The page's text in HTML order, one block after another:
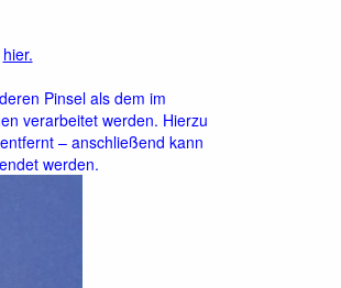
hier.
Pinsel als dem im
verarbeitet werden. Hierzu
– anschließend kann
werden.